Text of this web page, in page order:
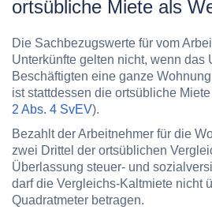
ortsübliche Miete als
Die Sachbezugswerte für vom
Unterkünfte gelten nicht, wenn das
Beschäftigten eine ganze Wohnung
ist stattdessen die ortsübliche
2 Abs. 4 SvEV).
Bezahlt der Arbeitnehmer für die
zwei Drittel der ortsüblichen
Überlassung steuer- und
darf die Vergleichs-Kaltmiete nicht
Quadratmeter betragen.